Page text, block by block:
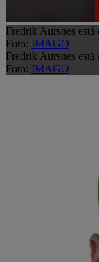
Fredrik Aursnes
Foto: IMAGO
Fredrik Aursnes
Foto: IMAGO